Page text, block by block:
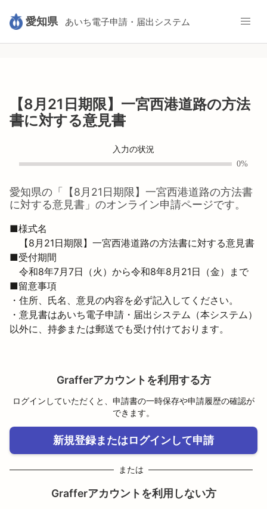
愛知県 あいち電子申請・届出システム
【8月21日期限】一宮西港道路の方法
書に対する意見書
入力の状況
0%
愛知県の「
【8月21日期限】一宮西港道路の方法書
に対する意見書 」のオンライン申請ページです。
■様式名
【8月21日期限】一宮西港道路の方法書に対する意見書
■受付期間
令和8年7月7日（火）から令和8年8月21日（金）まで
■留意事項
・住所、氏名、意見の内容を必ず記入してください。
・意見書はあいち電子申請・届出システム（本システム）
以外に、持参または郵送でも受け付けております。
Grafferアカウントを利用する方
ログインしていただくと、申請書の一時保存や申請履歴の確認が
できます。
新規登録またはログインして申請
または
Grafferアカウントを利用しない方